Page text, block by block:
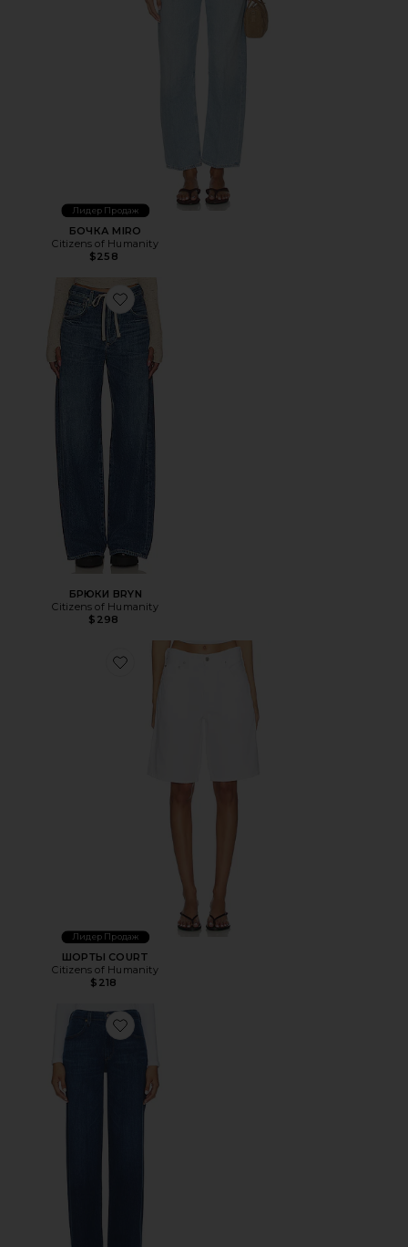
Лидер Продаж
БОЧКА MIRO
Citizens of Humanity
$258
Favorite БРЮКИ BRYN
БРЮКИ BRYN
Citizens of Humanity
$298
Favorite ШОРТЫ COURT
Лидер Продаж
ШОРТЫ COURT
Citizens of Humanity
$218
Favorite ПРЯМЫЕ ANNINA